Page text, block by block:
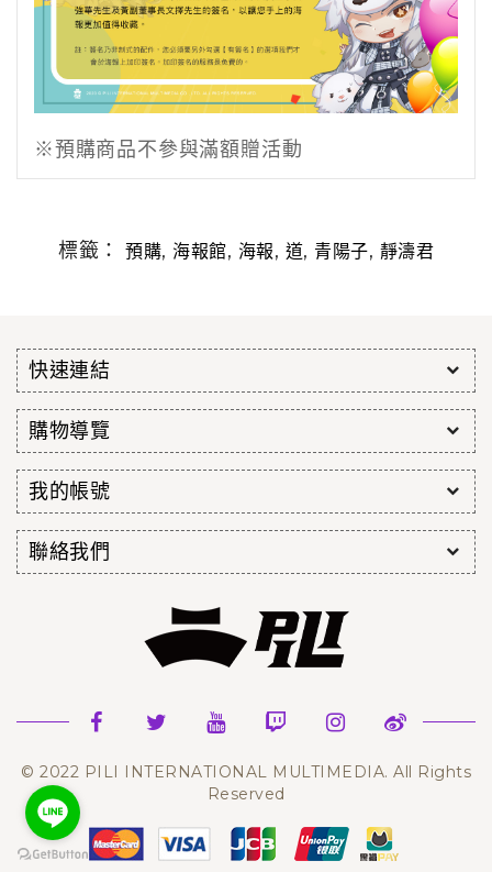
※預購商品不參與滿額贈活動
標籤： 預購, 海報館, 海報, 道, 青陽子, 靜濤君
快速連結
購物導覽
我的帳號
聯絡我們
© 2022 PILI INTERNATIONAL MULTIMEDIA. All Rights
Reserved